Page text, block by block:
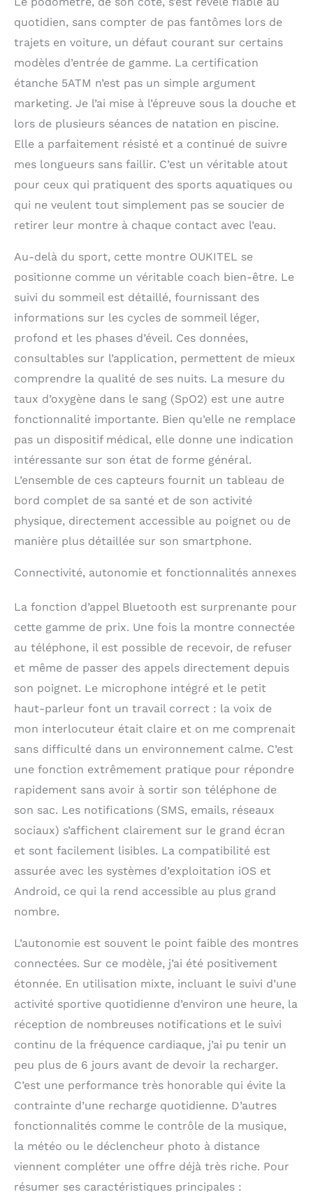
quotidien, sans compter de pas fantômes lors de
trajets en voiture, un défaut courant sur certains
modèles d’entrée de gamme. La certification
étanche 5ATM n’est pas un simple argument
marketing. Je l’ai mise à l’épreuve sous la douche et
lors de plusieurs séances de natation en piscine.
Elle a parfaitement résisté et a continué de suivre
mes longueurs sans faillir. C’est un véritable atout
pour ceux qui pratiquent des sports aquatiques ou
qui ne veulent tout simplement pas se soucier de
retirer leur montre à chaque contact avec l’eau.
Au-delà du sport, cette montre OUKITEL se
positionne comme un véritable coach bien-être. Le
suivi du sommeil est détaillé, fournissant des
informations sur les cycles de sommeil léger,
profond et les phases d’éveil. Ces données,
consultables sur l’application, permettent de mieux
comprendre la qualité de ses nuits. La mesure du
taux d’oxygène dans le sang (SpO2) est une autre
fonctionnalité importante. Bien qu’elle ne remplace
pas un dispositif médical, elle donne une indication
intéressante sur son état de forme général.
L’ensemble de ces capteurs fournit un tableau de
bord complet de sa santé et de son activité
physique, directement accessible au poignet ou de
manière plus détaillée sur son smartphone.
Connectivité, autonomie et fonctionnalités annexes
La fonction d’appel Bluetooth est surprenante pour
cette gamme de prix. Une fois la montre connectée
au téléphone, il est possible de recevoir, de refuser
et même de passer des appels directement depuis
son poignet. Le microphone intégré et le petit
haut-parleur font un travail correct : la voix de
mon interlocuteur était claire et on me comprenait
sans difficulté dans un environnement calme. C’est
une fonction extrêmement pratique pour répondre
rapidement sans avoir à sortir son téléphone de
son sac. Les notifications (SMS, emails, réseaux
sociaux) s’affichent clairement sur le grand écran
et sont facilement lisibles. La compatibilité est
assurée avec les systèmes d’exploitation iOS et
Android, ce qui la rend accessible au plus grand
nombre.
L’autonomie est souvent le point faible des montres
connectées. Sur ce modèle, j’ai été positivement
étonnée. En utilisation mixte, incluant le suivi d’une
activité sportive quotidienne d’environ une heure, la
réception de nombreuses notifications et le suivi
continu de la fréquence cardiaque, j’ai pu tenir un
peu plus de 6 jours avant de devoir la recharger.
C’est une performance très honorable qui évite la
contrainte d’une recharge quotidienne. D’autres
fonctionnalités comme le contrôle de la musique,
la météo ou le déclencheur photo à distance
viennent compléter une offre déjà très riche. Pour
résumer ses caractéristiques principales :